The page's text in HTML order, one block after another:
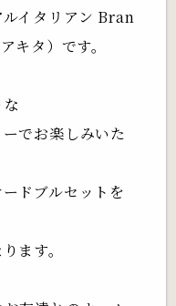
イタリアン Bran
タ）です。
でお楽しみいた
ドブルセットを
ます。